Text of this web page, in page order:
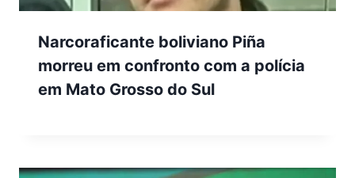
Narcoraficante boliviano Piña
morreu em confronto com a polícia
em Mato Grosso do Sul